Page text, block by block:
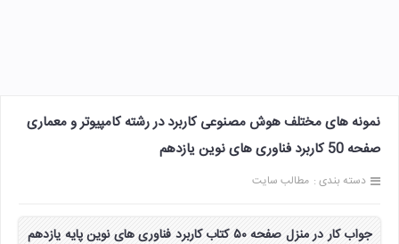
نمونه های مختلف هوش مصنوعی کاربرد در رشته کامپیوتر و معماری
صفحه 50 کاربرد فناوری های نوین یازدهم
دسته بندی : مطالب سایت
جواب کار در منزل صفحه ۵۰ کتاب کاربرد فناوری های نوین پایه یازدهم